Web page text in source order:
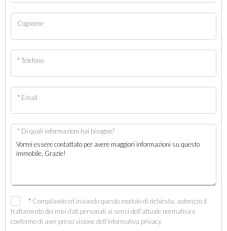
Cognome
* Telefono
* Email
* Di quali informazioni hai bisogno?
* Compilando ed inviando questo modulo di richiesta, autorizzo il
trattamento dei miei dati personali ai sensi dell'attuale normativa e
confermo di aver preso visione dell'informativa privacy.